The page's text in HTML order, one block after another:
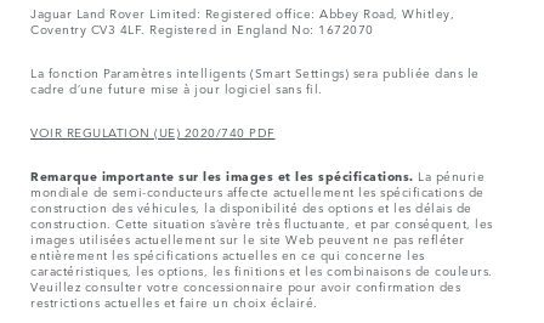
Jaguar Land Rover Limited: Registered office: Abbey Road, Whitley,
Coventry CV3 4LF. Registered in England No: 1672070
La fonction Paramètres intelligents (Smart Settings) sera publiée dans le
cadre d’une future mise à jour logiciel sans fil.
VOIR REGULATION (UE) 2020/740 PDF
Remarque importante sur les images et les spécifications. La pénurie
mondiale de semi-conducteurs affecte actuellement les spécifications de
construction des véhicules, la disponibilité des options et les délais de
construction. Cette situation s’avère très fluctuante, et par conséquent, les
images utilisées actuellement sur le site Web peuvent ne pas refléter
entièrement les spécifications actuelles en ce qui concerne les
caractéristiques, les options, les finitions et les combinaisons de couleurs.
Veuillez consulter votre concessionnaire pour avoir confirmation des
restrictions actuelles et faire un choix éclairé.